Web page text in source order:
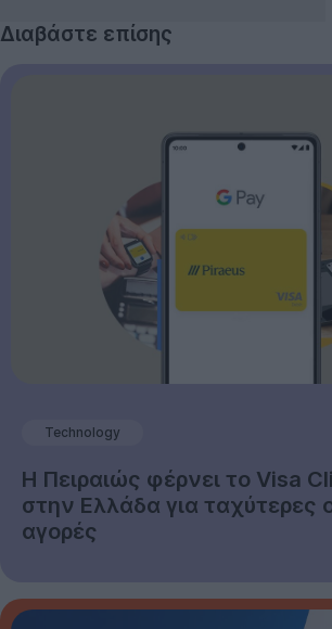
Διαβάστε επίσης
Technology
Η Πειραιώς φέρνει το Visa
στην Ελλάδα για ταχύτερες
αγορές